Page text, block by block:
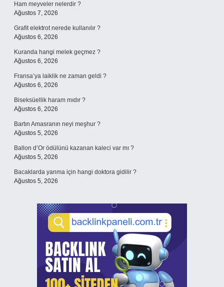
Ham meyveler nelerdir ?
Ağustos 7, 2026
Grafit elektrot nerede kullanılır ?
Ağustos 6, 2026
Kuranda hangi melek geçmez ?
Ağustos 6, 2026
Fransa’ya laiklik ne zaman geldi ?
Ağustos 6, 2026
Biseksüellik haram mıdır ?
Ağustos 6, 2026
Bartın Amasranın neyi meşhur ?
Ağustos 5, 2026
Ballon d’Or ödülünü kazanan kaleci var mı ?
Ağustos 5, 2026
Bacaklarda yanma için hangi doktora gidilir ?
Ağustos 5, 2026